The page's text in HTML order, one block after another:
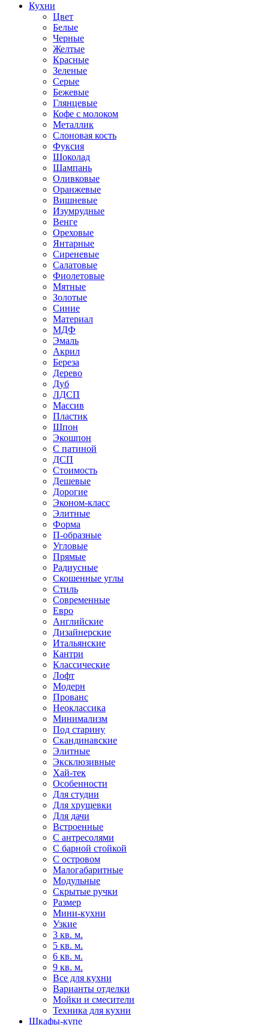
Кухни
Цвет
Белые
Черные
Желтые
Красные
Зеленые
Серые
Бежевые
Глянцевые
Кофе с молоком
Металлик
Слоновая кость
Фуксия
Шоколад
Шампань
Оливковые
Оранжевые
Вишневые
Изумрудные
Венге
Ореховые
Янтарные
Сиреневые
Салатовые
Фиолетовые
Мятные
Золотые
Синие
Материал
МДФ
Эмаль
Акрил
Береза
Дерево
Дуб
ЛДСП
Массив
Пластик
Шпон
Экошпон
С патиной
ДСП
Стоимость
Дешевые
Дорогие
Эконом-класс
Элитные
Форма
П-образные
Угловые
Прямые
Радиусные
Скошенные углы
Стиль
Современные
Евро
Английские
Дизайнерские
Итальянские
Кантри
Классические
Лофт
Модерн
Прованс
Неоклассика
Минимализм
Под старину
Скандинавские
Элитные
Эксклюзивные
Хай-тек
Особенности
Для студии
Для хрущевки
Для дачи
Встроенные
С антресолями
С барной стойкой
С островом
Малогабаритные
Модульные
Скрытые ручки
Размер
Мини-кухни
Узкие
3 кв. м.
5 кв. м.
6 кв. м.
9 кв. м.
Все для кухни
Варианты отделки
Мойки и смесители
Техника для кухни
Шкафы-купе